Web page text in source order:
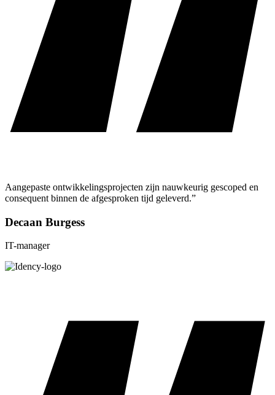
Aangepaste ontwikkelingsprojecten zijn nauwkeurig gescoped en
consequent binnen de afgesproken tijd geleverd.”
Decaan Burgess
IT-manager